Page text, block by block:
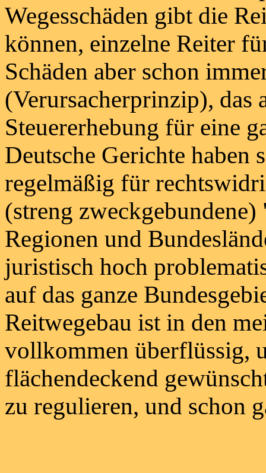
Wegesschäden gibt die
können, einzelne Reiter
Schäden aber schon
(Verursacherprinzip), das
Steuererhebung für eine
Deutsche Gerichte haben
regelmäßig für
(streng
Regionen und
juristisch hoch
auf das ganze
Reitwegebau ist in den
vollkommen überflüssig,
flächendeckend
zu regulieren, und schon